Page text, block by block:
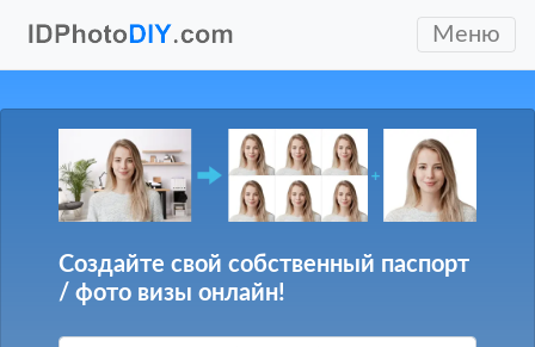
Меню
Создайте свой собственный паспорт
/ фото визы онлайн!